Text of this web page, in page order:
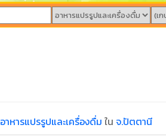
อาหารแปรรูปและเครื่องดื่ม ใน จ.ปัตตานี